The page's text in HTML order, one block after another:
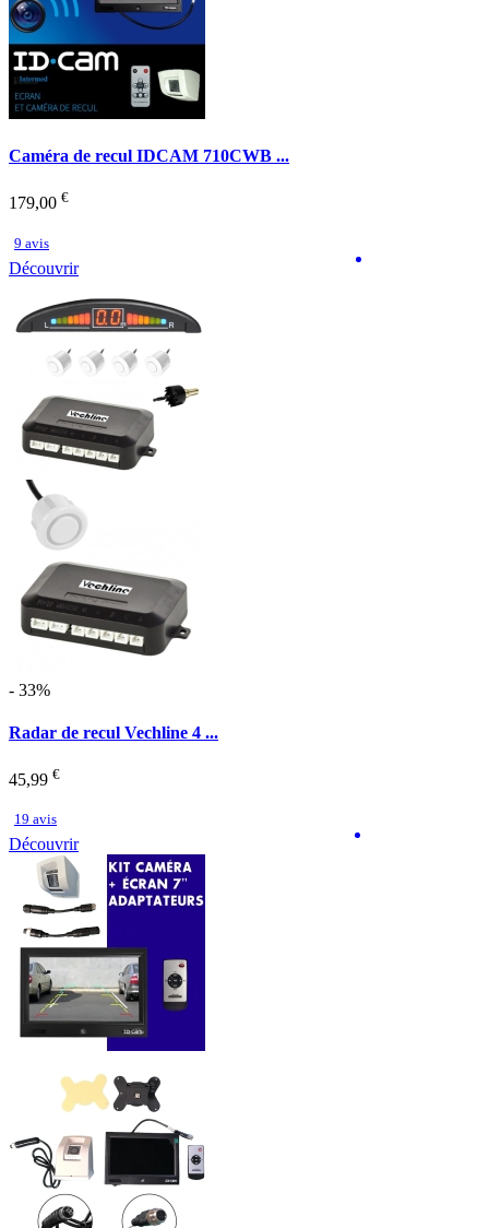
Caméra de recul IDCAM 710CWB ...
179,00 €
9 avis
Découvrir
- 33%
Radar de recul Vechline 4 ...
45,99 €
19 avis
Découvrir